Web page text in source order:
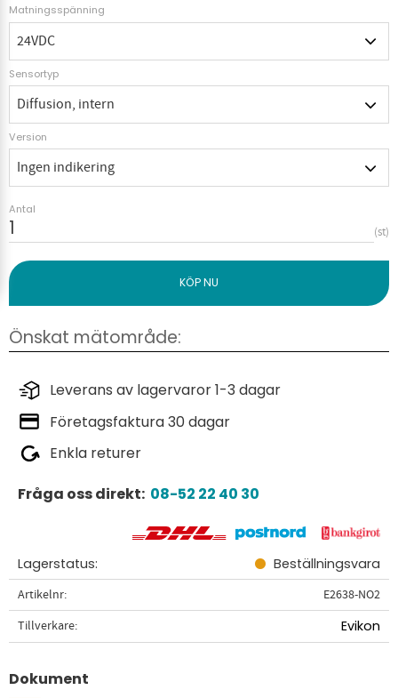
Matningsspänning
Sensortyp
Version
Antal
st
Leverans av lagervaror 1-3 dagar
Företagsfaktura 30 dagar
Enkla returer
Fråga oss direkt: 08-52 22 40 30
Lagerstatus Beställningsvara
Artikelnr
E2638-NO2
Tillverkare
Evikon
Dokument